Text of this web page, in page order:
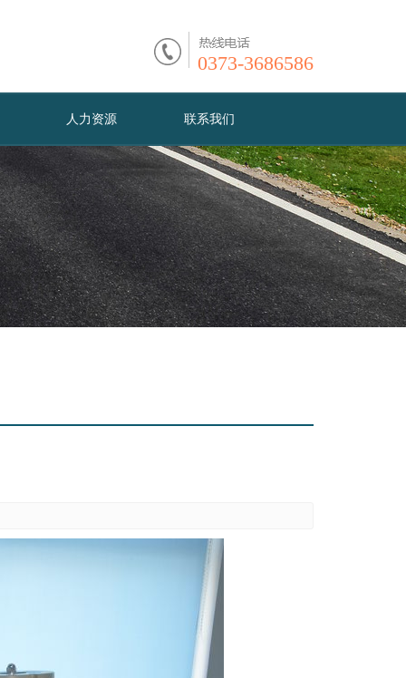
0373-3686586
人力资源 联系我们